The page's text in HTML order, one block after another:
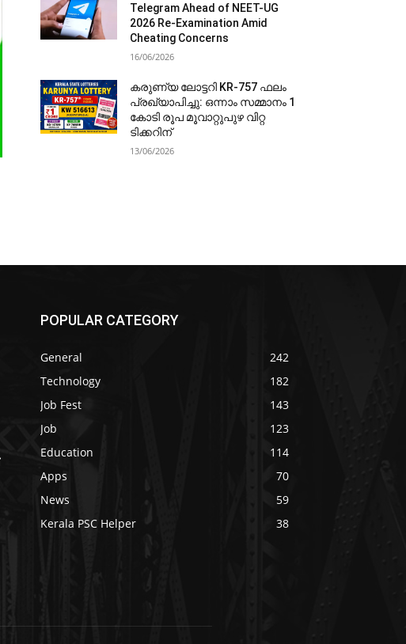
Telegram Ahead of NEET-UG
2026 Re-Examination Amid
Cheating Concerns
16/06/2026
കരുണ്യ ലോട്ടറി KR-757 ഫലം
പ്രഖ്യാപിച്ചു: ഒന്നാം സമ്മാനം 1
കോടി രൂപ മൂവാറ്റുപുഴ വിറ്റ
ടിക്കറിന്
13/06/2026
POPULAR CATEGORY
General
242
Technology
182
Job Fest
143
Job
123
Education
114
Apps
70
News
59
Kerala PSC Helper
38